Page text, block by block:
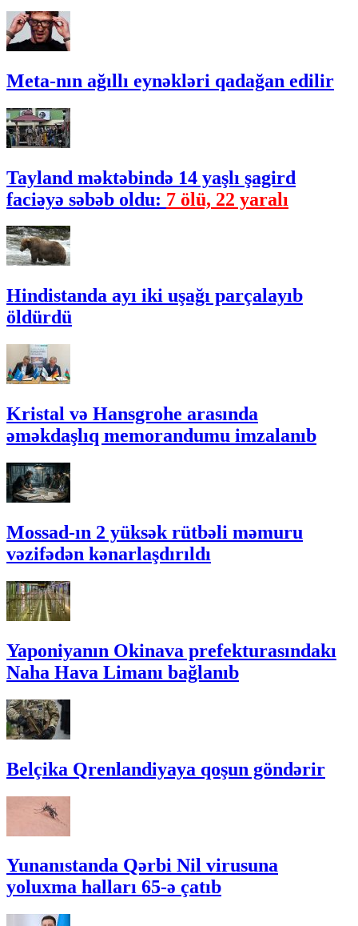
Meta-nın ağıllı eynəkləri qadağan edilir
Tayland məktəbində 14 yaşlı şagird
faciəyə səbəb oldu: 7 ölü, 22 yaralı
Hindistanda ayı iki uşağı parçalayıb
öldürdü
Kristal və Hansgrohe arasında
əməkdaşlıq memorandumu imzalanıb
Mossad-ın 2 yüksək rütbəli məmuru
vəzifədən kənarlaşdırıldı
Yaponiyanın Okinava prefekturasındakı
Naha Hava Limanı bağlanıb
Belçika Qrenlandiyaya qoşun göndərir
Yunanıstanda Qərbi Nil virusuna
yoluxma halları 65-ə çatıb